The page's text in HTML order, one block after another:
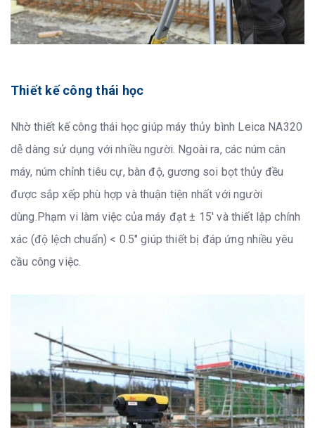
Thiết kế công thái học
Nhờ thiết kế công thái học giúp máy thủy bình Leica NA320
dễ dàng sử dụng với nhiều người. Ngoài ra, các núm cân
máy, núm chỉnh tiêu cự, bàn độ, gương soi bọt thủy đều
được sắp xếp phù hợp và thuận tiện nhất với người
dùng.Phạm vi làm việc của máy đạt ± 15′ và thiết lập chính
xác (độ lệch chuẩn) < 0.5″ giúp thiết bị đáp ứng nhiều yêu
cầu công việc.